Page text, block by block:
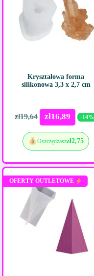
Kryształowa forma
silikonowa 3,3 x 2,7 cm
zł19,64 zł16,89 -14%
Oszczędzaszzł2,75
OFERTY OUTLETOWE